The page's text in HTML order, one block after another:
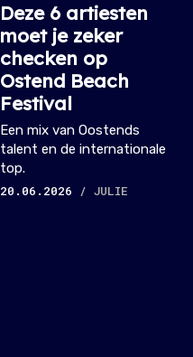
Deze 6 artiesten
moet je zeker
checken op
Ostend Beach
Festival
Een mix van Oostends
talent en de internationale
top.
20.06.2026
/ JULIE